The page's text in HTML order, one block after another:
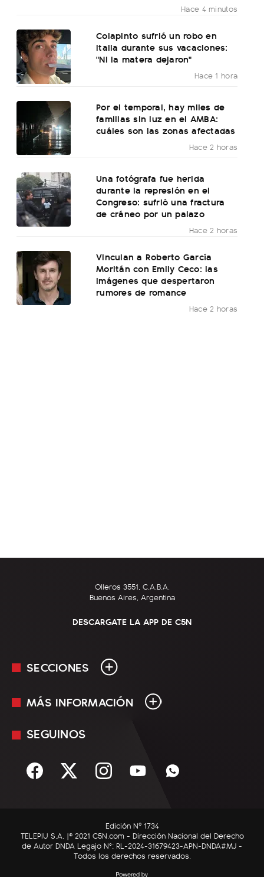
Hace 4 minutos
Colapinto sufrió un robo en
Italia durante sus vacaciones:
"Ni la matera dejaron"
Hace 1 hora
Por el temporal, hay miles de
familias sin luz en el AMBA:
cuáles son las zonas afectadas
Hace 2 horas
Una fotógrafa fue herida
durante la represión en el
Congreso: sufrió una fractura
de cráneo por un palazo
Hace 2 horas
Vinculan a Roberto García
Moritán con Emily Ceco: las
imágenes que despertaron
rumores de romance
Hace 2 horas
Olleros 3551, C.A.B.A.
Buenos Aires, Argentina
DESCARGATE LA APP DE C5N
SECCIONES
En Vivo
Sociedad
C5N Autos
RatingCero
MÁS INFORMACIÓN
Mediakit
Términos y condiciones
SEGUINOS
Edición Nº 1734
TELEPIU S.A. |© 2021 C5N.com - Dirección Nacional del Derecho
de Autor DNDA Legajo N°: RL-2024-31679423-APN-DNDA#MJ -
Todos los derechos reservados.